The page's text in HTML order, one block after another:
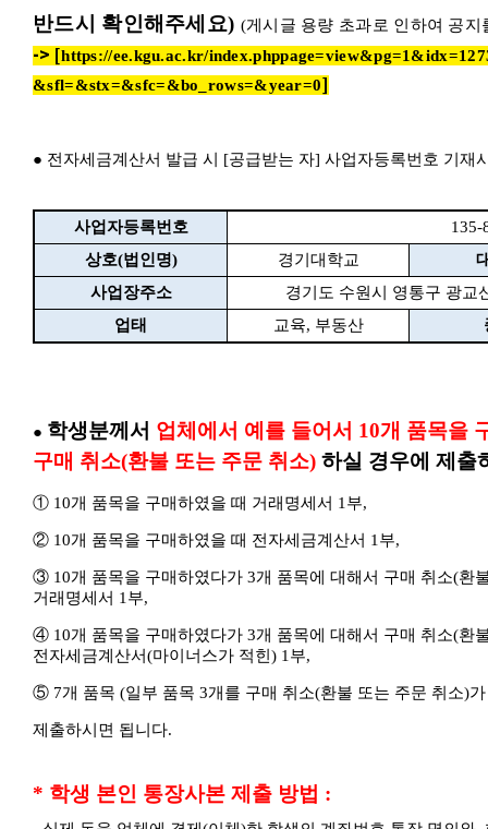
반드시 확인해주세요) (게시글 용량 초과로 인하여 공
-> [https://ee.kgu.ac.kr/
&sfl=&stx=&sfc=&bo_rows=&year=0]
●​ 전자세금계산서 발급 시 [공급받는 자] 사업자등록번호​ 기재
사업자등록번호
135-
상호(법인명)
경기대학교
사업장주소
경기도 수원시 영통구 광교
업태
교육, 부동산
● 학생분께서 업체에서 예를 들어서 10개 품목을
구매 취소(환불 또는 주문 취소) 하실 경우에 제출
① 10개 품목을 구매하였을 때 거래명세서 1부,
② 10개 품목을 구매하였을 때 전자세금계산서 1부,
③ 10개 품목을 구매하였다가 3개 품목에 대해서 구매 취소(환
거래명세서 1부,
④ 10개 품목을 구매하였다가 3개 품목에 대해서 구매 취소(환
전자세금계산서(마이너스가 적힌) 1부,
⑤ 7개 품목 (일부 품목 3개를 구매 취소(환불 또는 주문 취소)
제출하시면 됩니다.
* 학생 본인 통장사본 제출 방법 :